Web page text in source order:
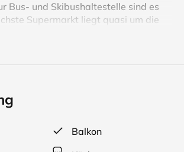
Bus- und Skibushaltestelle sind es
Supermarkt liegt quasi um die
(als freiwillige Zugabe) freien
auf dem hauseigenen Parkplatz ab.
findet im beheizten Skikeller und
Fahrradkeller Platz.
Balkon